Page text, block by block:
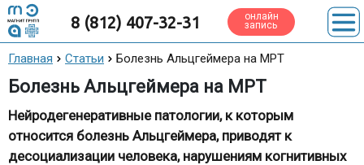
8 (812) 407-32-31 онлайн
запись
Главная Статьи Болезнь Альцгеймера на МРТ
Болезнь Альцгеймера на МРТ
Нейродегенеративные патологии, к которым
относится болезнь Альцгеймера, приводят к
десоциализации человека, нарушениям когнитивных